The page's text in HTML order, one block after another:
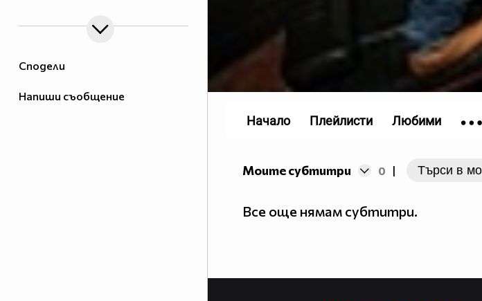
Сподели
Напиши съобщение
Моите субтитри 0 |
Все още нямам субтитри.
Начало Плейлисти Любими